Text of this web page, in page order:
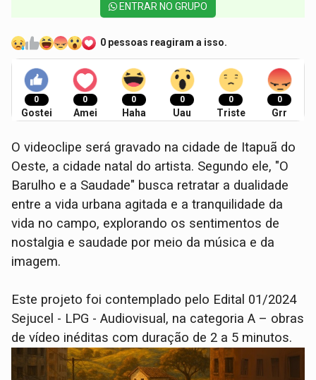
ENTRAR NO GRUPO
0 pessoas reagiram a isso.
0
Gostei
0
Amei
0
Haha
0
Uau
0
Triste
0
Grr
O videoclipe será gravado na cidade de Itapuã do
Oeste, a cidade natal do artista. Segundo ele, "O
Barulho e a Saudade" busca retratar a dualidade
entre a vida urbana agitada e a tranquilidade da
vida no campo, explorando os sentimentos de
nostalgia e saudade por meio da música e da
imagem.
Este projeto foi contemplado pelo Edital 01/2024
Sejucel - LPG - Audiovisual, na categoria A – obras
de vídeo inéditas com duração de 2 a 5 minutos.